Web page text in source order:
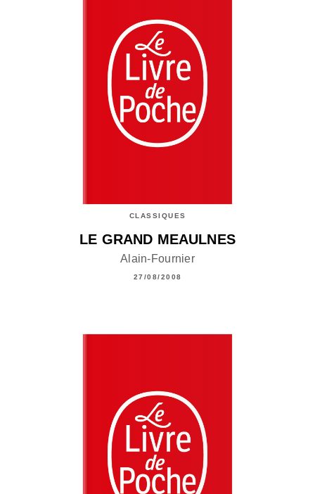
CLASSIQUES
LE GRAND MEAULNES
Alain-Fournier
27/08/2008